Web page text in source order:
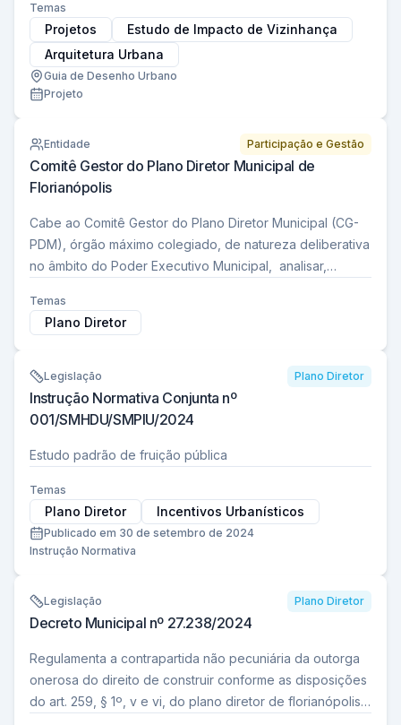
Temas
Projetos
Estudo de Impacto de Vizinhança
Arquitetura Urbana
Guia de Desenho Urbano
Projeto
Entidade Participação e Gestão
Comitê Gestor do Plano Diretor Municipal de
Florianópolis
Cabe ao Comitê Gestor do Plano Diretor Municipal (CG-
PDM), órgão máximo colegiado, de natureza deliberativa
no âmbito do Poder Executivo Municipal, analisar,
Temas
Plano Diretor
Legislação Plano Diretor
Instrução Normativa Conjunta nº
001/SMHDU/SMPIU/2024
Estudo padrão de fruição pública
Temas
Plano Diretor Incentivos Urbanísticos
Publicado em 30 de setembro de 2024
Instrução Normativa
Legislação Plano Diretor
Decreto Municipal nº 27.238/2024
Regulamenta a contrapartida não pecuniária da outorga
onerosa do direito de construir conforme as disposições
do art. 259, § 1º, v e vi, do plano diretor de florianópolis